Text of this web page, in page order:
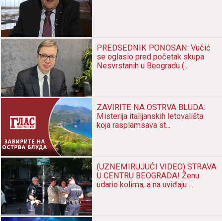
PREDSEDNIK PONOSAN: Vučić
se oglasio pred početak skupa
Nesvrstanih u Beogradu (...
ZAVIRITE NA OSTRVA BLUDA:
Misterija italijanskih letovališta
koja rasplamsava st...
(UZNEMIRUJUĆI VIDEO) STRAVA
U CENTRU BEOGRADA! Ženu
udario kolima, a na uviđaju ...